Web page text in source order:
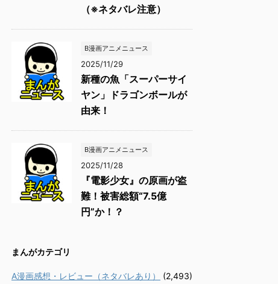
（※ネタバレ注意）
B漫画アニメニュース
2025/11/29
新種の魚「スーパーサイ
ヤン」ドラゴンボールが
由来！
B漫画アニメニュース
2025/11/28
『電影少女』の原画が盗
難！被害総額“7.5億
円”か！？
まんがカテゴリ
A漫画感想・レビュー（ネタバレあり）
(2,493)